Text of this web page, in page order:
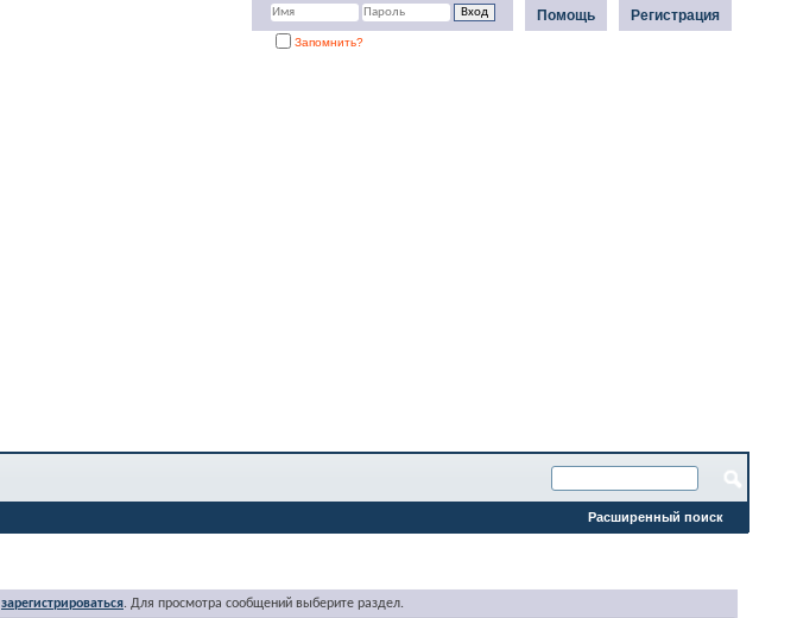
Регистрация
Помощь
Запомнить?
Расширенный поиск
зарегистрироваться. Для просмотра сообщений выберите раздел.